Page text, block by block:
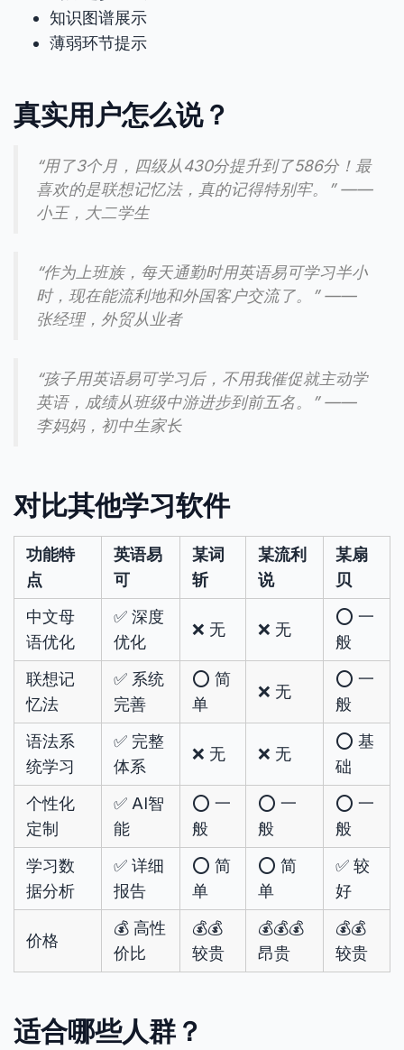
知识图谱展示
薄弱环节提示
真实用户怎么说？
“用了3个月，四级从430分提升到了586分！最
喜欢的是联想记忆法，真的记得特别牢。” ——
小王，大二学生
“作为上班族，每天通勤时用英语易可学习半小
时，现在能流利地和外国客户交流了。” ——
张经理，外贸从业者
“孩子用英语易可学习后，不用我催促就主动学
英语，成绩从班级中游进步到前五名。” ——
李妈妈，初中生家长
对比其他学习软件
功能特
点
英语易
可
某词
斩
某流利
说
某扇
贝
中文母
语优化
✅ 深度
优化
❌ 无 ❌ 无
⭕ 一
般
联想记
忆法
✅ 系统
完善
⭕ 简
单
❌ 无
⭕ 一
般
语法系
统学习
✅ 完整
体系
❌ 无 ❌ 无
⭕ 基
础
个性化
定制
✅ AI智
能
⭕ 一
般
⭕ 一
般
⭕ 一
般
学习数
据分析
✅ 详细
报告
⭕ 简
单
⭕ 简
单
✅ 较
好
价格
💰 高性
价比
💰💰
较贵
💰💰💰
昂贵
💰💰
较贵
适合哪些人群？